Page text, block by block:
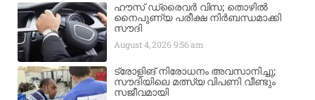
ഹൗസ് ഡ്രൈവർ വിസ; തൊഴിൽ
നൈപുണ്യ പരീക്ഷ നിർബന്ധമാക്കി
സൗദി
August 4, 2026 9:56 am
ട്രോളിങ് നിരോധനം അവസാനിച്ചു;
സൗദിയിലെ മത്സ്യ വിപണി വീണ്ടും
സജീവമായി